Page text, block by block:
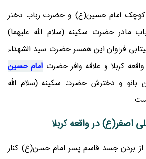
کوچک امام حسین(ع) و حضرت رباب دختر
مادر حضرت سکینه (سلام الله علیهما)
فراوان این همسر حضرت سید الشهداء
کربلا و علاقه وافر حضرت امام حسین
بانو و دخترش حضرت سکینه (سلام الله
اصغر(ع) در واقعه کربلا
بردن جسد قاسم پسر امام حسن(ع) کنار